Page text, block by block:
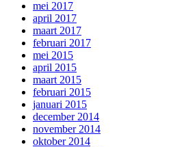
mei 2017
april 2017
maart 2017
februari 2017
mei 2015
april 2015
maart 2015
februari 2015
januari 2015
december 2014
november 2014
oktober 2014